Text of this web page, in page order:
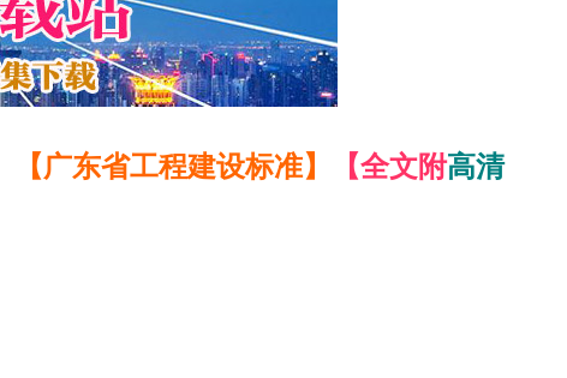
【广东省工程建设标准】 【全文附高清